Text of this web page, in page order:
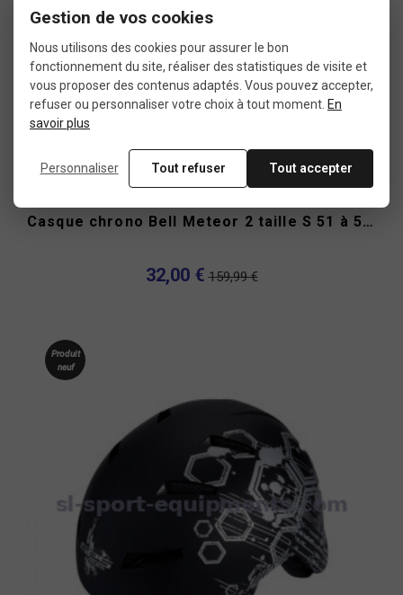
Casque chrono Bell Meteor 2 taille S 51 à 55 cms
32,00 € 159,99 €
Produit
neuf
Gestion de vos cookies
Nous utilisons des cookies pour assurer le bon
fonctionnement du site, réaliser des statistiques de visite et
vous proposer des contenus adaptés. Vous pouvez accepter,
refuser ou personnaliser votre choix à tout moment. En
savoir plus
Personnaliser Tout refuser Tout accepter